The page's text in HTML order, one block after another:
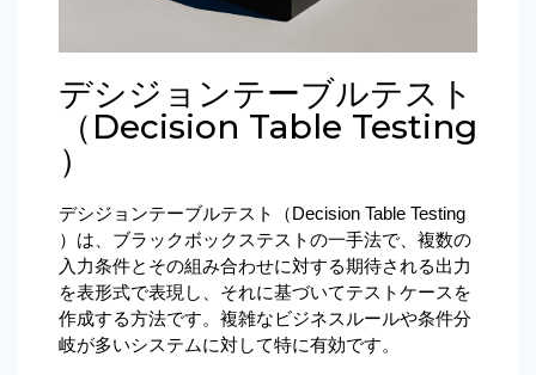
デシジョンテーブルテスト
（Decision Table Testing
）
デシジョンテーブルテスト（Decision Table Testing
）は、ブラックボックステストの一手法で、複数の
入力条件とその組み合わせに対する期待される出力
を表形式で表現し、それに基づいてテストケースを
作成する方法です。複雑なビジネスルールや条件分
岐が多いシステムに対して特に有効です。